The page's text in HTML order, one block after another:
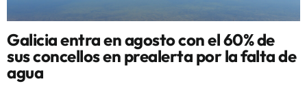
Galicia entra en agosto con el 60% de
sus concellos en prealerta por la falta de
agua